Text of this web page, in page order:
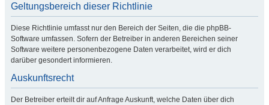
Geltungsbereich dieser Richtlinie
Diese Richtlinie umfasst nur den Bereich der Seiten, die die phpBB-
Software umfassen. Sofern der Betreiber in anderen Bereichen seiner
Software weitere personenbezogene Daten verarbeitet, wird er dich
darüber gesondert informieren.
Auskunftsrecht
Der Betreiber erteilt dir auf Anfrage Auskunft, welche Daten über dich